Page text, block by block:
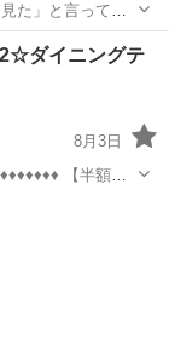
た」と言ってい
でご購入が可能
ダイニングテ
8月3日